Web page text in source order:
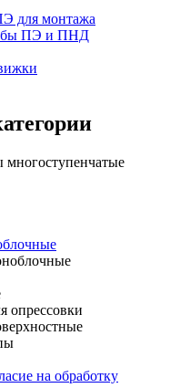
для монтажа
ПЭ и ПНД
на обработку